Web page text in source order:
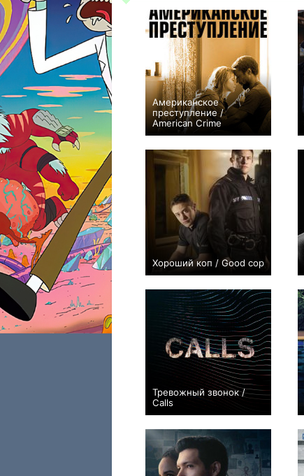
Американское
преступление /
American Crime
+2 29 78
Хороший коп / Good cop
+6 4 38
Тревожный звонок /
Calls
+55 9 254